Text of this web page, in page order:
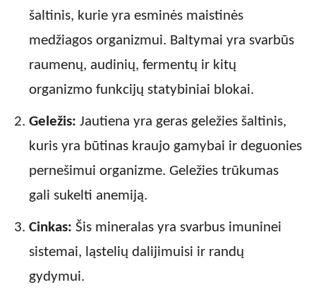
šaltinis, kurie yra esminės maistinės
medžiagos organizmui. Baltymai yra svarbūs
raumenų, audinių, fermentų ir kitų
organizmo funkcijų statybiniai blokai.
Geležis: Jautiena yra geras geležies šaltinis,
kuris yra būtinas kraujo gamybai ir deguonies
pernešimui organizme. Geležies trūkumas
gali sukelti anemiją.
Cinkas: Šis mineralas yra svarbus imuninei
sistemai, ląstelių dalijimuisi ir randų
gydymui.